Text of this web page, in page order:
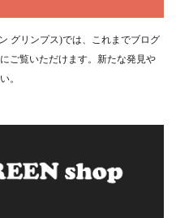
グリンプス)では、これまでブログ
ご覧いただけます。新たな発見や
。